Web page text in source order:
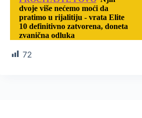
dvoje više nećemo moći da
pratimo u rijalitiju - vrata Elite
10 definitivno zatvorena, doneta
zvanična odluka
72